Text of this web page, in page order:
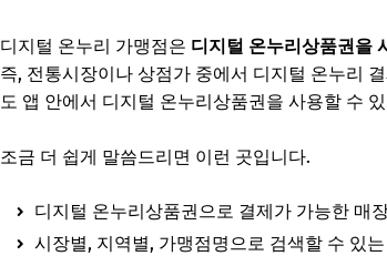
디지털 온누리 가맹점은 디지털 온누리상품권을
즉, 전통시장이나 상점가 중에서 디지털 온누리
도 앱 안에서 디지털 온누리상품권을 사용할 수
조금 더 쉽게 말씀드리면 이런 곳입니다.
디지털 온누리상품권으로 결제가 가능한 매
시장별, 지역별, 가맹점명으로 검색할 수 있